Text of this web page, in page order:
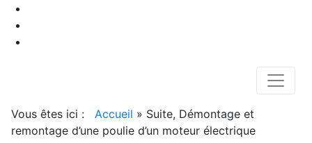
Vous êtes ici : Accueil » Suite, Démontage et
remontage d’une poulie d’un moteur électrique